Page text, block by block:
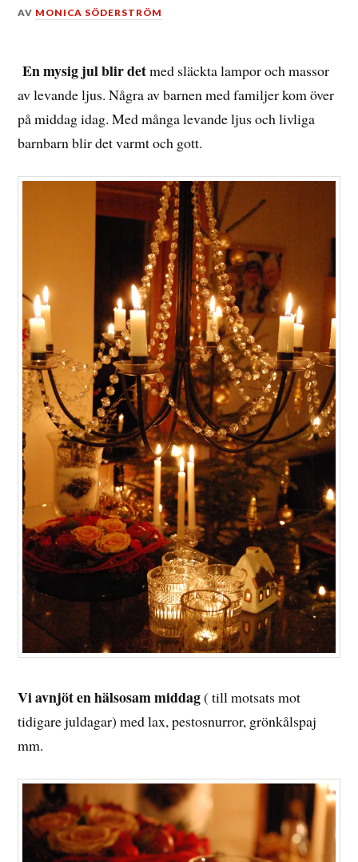
DEN
2013
AV MONICA SÖDERSTRÖM
En mysig jul blir detmed släckta lampor och massor
av levande ljus. Några av barnen med familjer kom över
på middag idag. Med många levande ljus och livliga
barnbarn blir det varmt och gott.
Vi avnjöt en hälsosam middag( till motsats mot
tidigare juldagar) med lax, pestosnurror, grönkålspaj
mm.